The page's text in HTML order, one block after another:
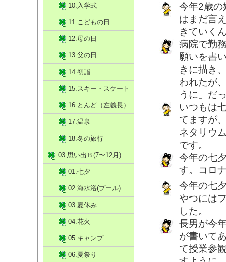
今年2歳の
はまだ言
きていく
病院で勤
願いを書
きに描き
われたが
うに」だ
いつもは
てますが
ネタリウ
です。
今年の七
す。コロ
今年の七
やつには
した。
長男が今
が書いて
て授業参
10.入学式
11.こどもの日
12.母の日
13.父の日
14.初詣
15.スキー・スケート
16.とんど（左義長）
17.温泉
18.冬の旅行
03.思い出Ｂ(7〜12月)
01.七夕
02.海水浴(プール)
03.夏休み
04.花火
05.キャンプ
06.夏祭り